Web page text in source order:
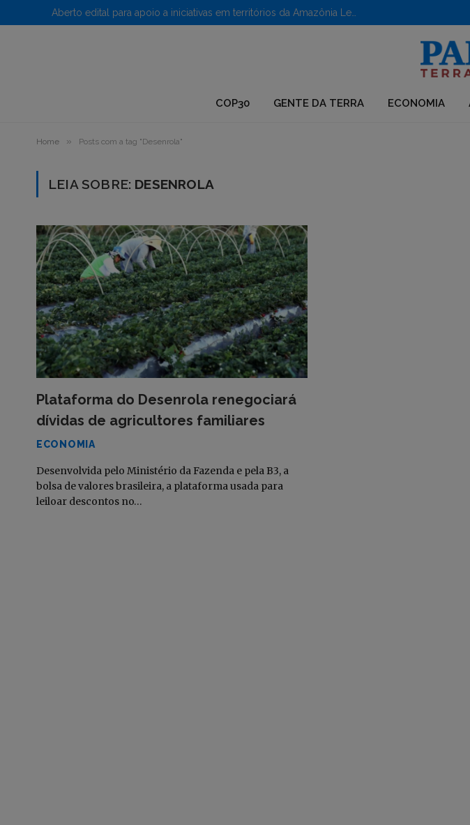
COP30 GENTE DA TERRA ECONOMIA
Home » Posts com a tag "Desenrola"
LEIA SOBRE: DESENROLA
Plataforma do Desenrola renegociará
dívidas de agricultores familiares
ECONOMIA
Desenvolvida pelo Ministério da Fazenda e pela B3, a
bolsa de valores brasileira, a plataforma usada para
leiloar descontos no…